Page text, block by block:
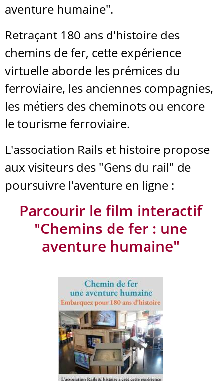
aventure humaine".
Retraçant 180 ans d'histoire des
chemins de fer, cette expérience
virtuelle aborde les prémices du
ferroviaire, les anciennes compagnies,
les métiers des cheminots ou encore
le tourisme ferroviaire.
L'association Rails et histoire propose
aux visiteurs des "Gens du rail" de
poursuivre l'aventure en ligne :
Parcourir le film interactif
"Chemins de fer : une
aventure humaine"